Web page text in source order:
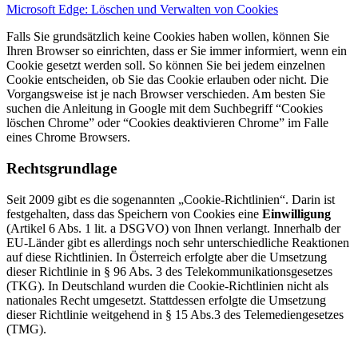
Microsoft Edge: Löschen und Verwalten von Cookies
Falls Sie grundsätzlich keine Cookies haben wollen, können Sie
Ihren Browser so einrichten, dass er Sie immer informiert, wenn ein
Cookie gesetzt werden soll. So können Sie bei jedem einzelnen
Cookie entscheiden, ob Sie das Cookie erlauben oder nicht. Die
Vorgangsweise ist je nach Browser verschieden. Am besten Sie
suchen die Anleitung in Google mit dem Suchbegriff “Cookies
löschen Chrome” oder “Cookies deaktivieren Chrome” im Falle
eines Chrome Browsers.
Rechtsgrundlage
Seit 2009 gibt es die sogenannten „Cookie-Richtlinien“. Darin ist
festgehalten, dass das Speichern von Cookies eine Einwilligung
(Artikel 6 Abs. 1 lit. a DSGVO) von Ihnen verlangt. Innerhalb der
EU-Länder gibt es allerdings noch sehr unterschiedliche Reaktionen
auf diese Richtlinien. In Österreich erfolgte aber die Umsetzung
dieser Richtlinie in § 96 Abs. 3 des Telekommunikationsgesetzes
(TKG). In Deutschland wurden die Cookie-Richtlinien nicht als
nationales Recht umgesetzt. Stattdessen erfolgte die Umsetzung
dieser Richtlinie weitgehend in § 15 Abs.3 des Telemediengesetzes
(TMG).